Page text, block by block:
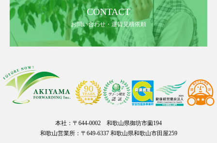
CONTACT
お問い合わせ・運賃見積依頼
本社：〒644-0002 和歌山県御坊市薗194
和歌山営業所：〒649-6337 和歌山県和歌山市田屋259